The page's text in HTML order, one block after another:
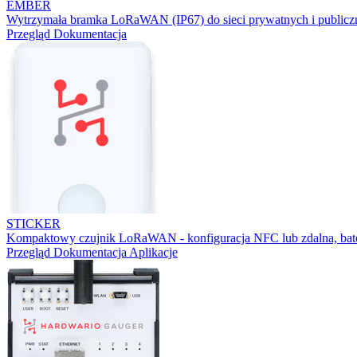
EMBER
Wytrzymała bramka LoRaWAN (IP67) do sieci prywatnych i
Przegląd Dokumentacja
STICKER
Kompaktowy czujnik LoRaWAN - konfiguracja NFC lub zdalna,
Przegląd Dokumentacja Aplikacje